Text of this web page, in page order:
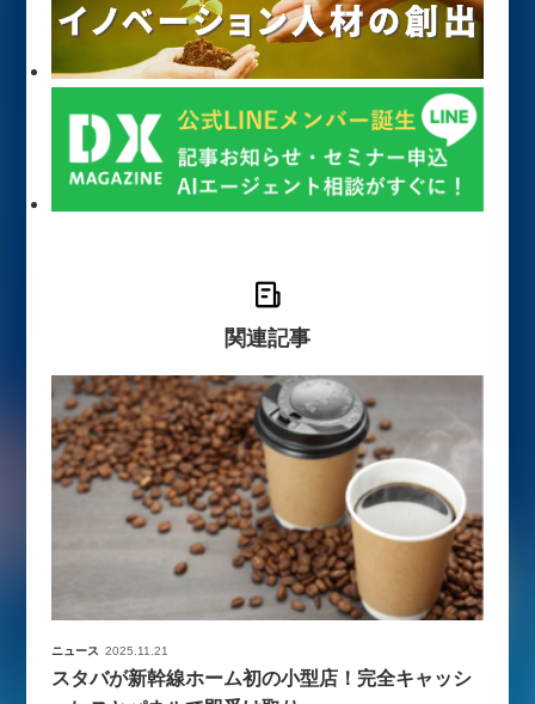
関連記事
ニュース 2025.11.21
スタバが新幹線ホーム初の小型店！完全キャッシ